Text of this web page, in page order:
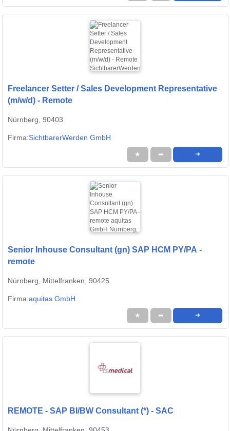
Freelancer Setter / Sales Development Representative
(m/w/d) - Remote
Nürnberg, 90403
Firma:SichtbarerWerden GmbH
★ ➦ ➜
Senior Inhouse Consultant (gn) SAP HCM PY/PA -
remote
Nürnberg, Mittelfranken, 90425
Firma:aquitas GmbH
★ ➦ ➜
REMOTE - SAP BI/BW Consultant (*) - SAC